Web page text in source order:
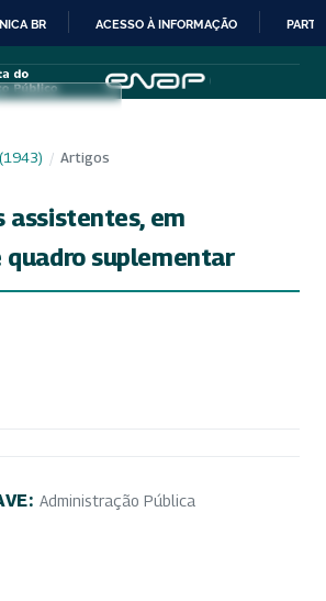
IR
PARA
CONTEÚDO
BR ACESSO À INFORMAÇÃO
(1943) / Artigos
assistentes, em
quadro suplementar
Administração Pública